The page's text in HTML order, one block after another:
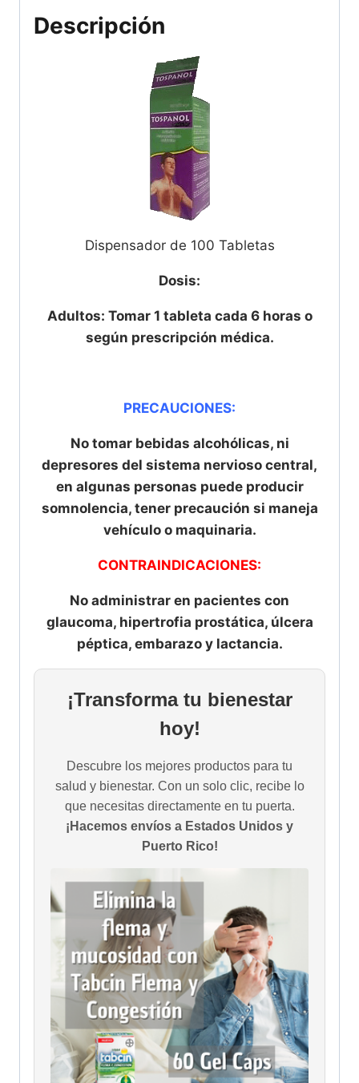
Descripción
Dispensador de 100 Tabletas
Dosis:
Adultos: Tomar 1 tableta cada 6 horas o
según prescripción médica.
PRECAUCIONES:
No tomar bebidas alcohólicas, ni
depresores del sistema nervioso central,
en algunas personas puede producir
somnolencia, tener precaución si maneja
vehículo o maquinaria.
CONTRAINDICACIONES:
No administrar en pacientes con
glaucoma, hipertrofia prostática, úlcera
péptica, embarazo y lactancia.
¡Transforma tu bienestar
hoy!
Descubre los mejores productos para tu
salud y bienestar. Con un solo clic, recibe lo
que necesitas directamente en tu puerta.
¡Hacemos envíos a Estados Unidos y
Puerto Rico!